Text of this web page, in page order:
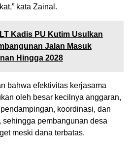
kata Zainal.
Kadis PU Kutim Usulkan
Jalan Masuk
Hingga 2028
bahwa efektivitas kerjasama
oleh besar kecilnya anggaran,
koordinasi, dan
sehingga pembangunan desa
meski dana terbatas.